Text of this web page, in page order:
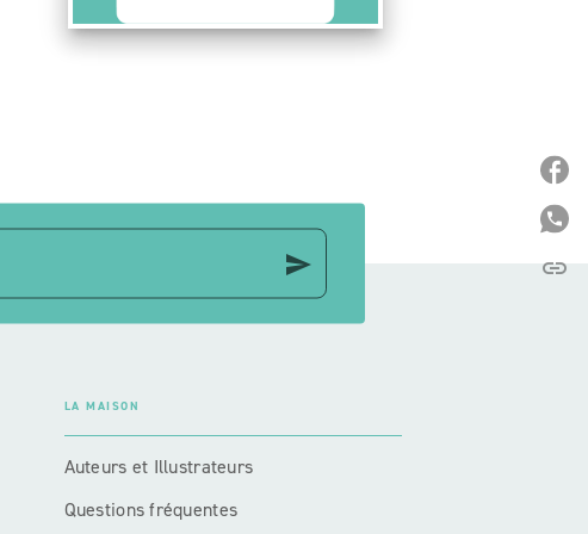
link
send
LA MAISON
Auteurs et Illustrateurs
Questions fréquentes